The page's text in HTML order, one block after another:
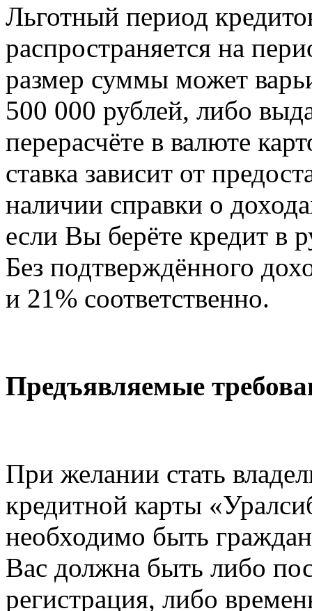
Льготный период
распространяется на
размер суммы может
500 000 рублей, либо
перерасчёте в валюте
ставка зависит от
наличии справки о
если Вы берёте кредит в
Без подтверждённого
и 21% соответственно.
Предъявляемые
При желании стать
кредитной карты
необходимо быть
Вас должна быть либо
регистрация, либо